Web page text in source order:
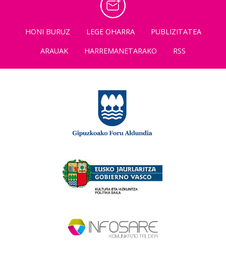
HONI BURUZ LEGE OHARRA
PUBLIZITATEA
ARAUAK
HARREMANETARAKO RSS